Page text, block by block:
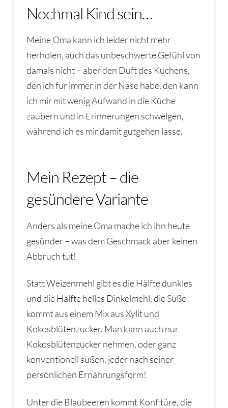
Nochmal Kind sein…
Meine Oma kann ich leider nicht mehr
herholen, auch das unbeschwerte Gefühl von
damals nicht – aber den Duft des Kuchens,
den ich für immer in der Nase habe, den kann
ich mir mit wenig Aufwand in die Küche
zaubern und in Erinnerungen schwelgen,
während ich es mir damit gutgehen lasse.
Mein Rezept – die
gesündere Variante
Anders als meine Oma mache ich ihn heute
gesünder – was dem Geschmack aber keinen
Abbruch tut!
Statt Weizenmehl gibt es die Hälfte dunkles
und die Hälfte helles Dinkelmehl, die Süße
kommt aus einem Mix aus Xylit und
Kokosblütenzucker. Man kann auch nur
Kokosblütenzucker nehmen, oder ganz
konventionell süßen, jeder nach seiner
persönlichen Ernährungsform!
Unter die Blaubeeren kommt Konfitüre, die